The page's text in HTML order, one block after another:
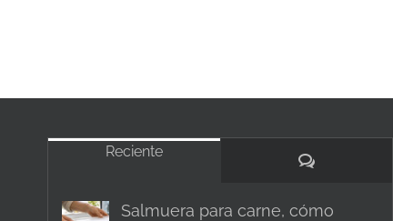
Reciente
Comentarios
Salmuera para carne, cómo